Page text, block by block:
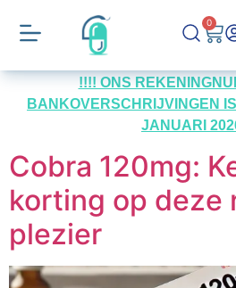
0
!!!! ONS
BANKOVERSCHRIJVINGEN
JANUARI
Cobra 120mg:
korting op deze
plezier